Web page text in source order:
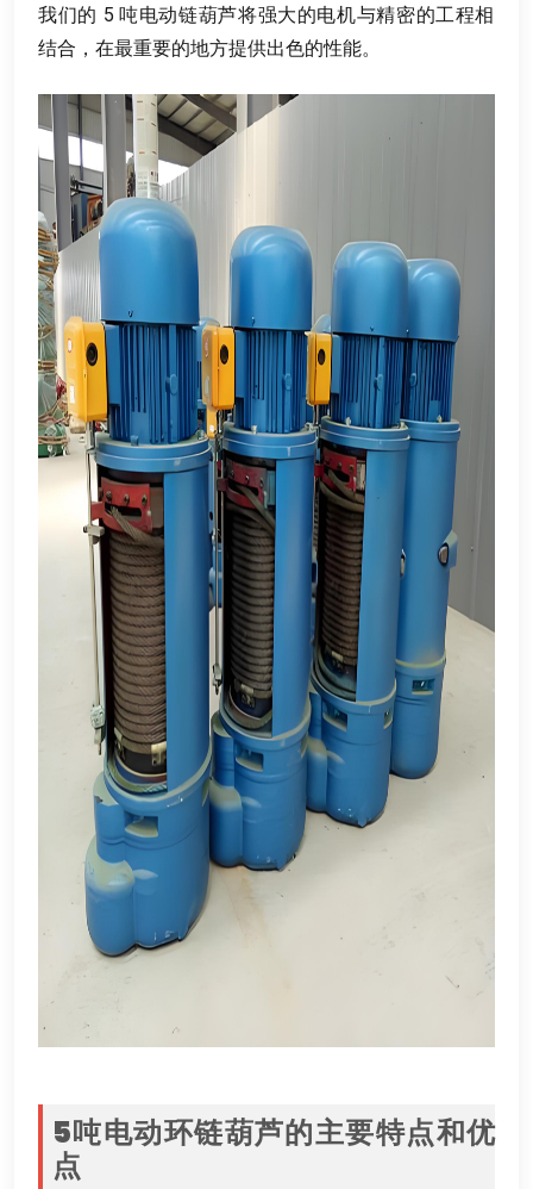
我们的 5吨电动链葫芦将强大的电机与精密的工程相
结合 ， 在最重要的地方提供出色的性能。
5吨电动环链葫芦的主要特点和优
点